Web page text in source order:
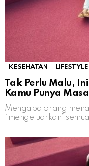
KESEHATAN LIFESTYLE
Tak Perlu Malu,
Kamu Punya
Mengapa orang
“mengeluarkan”